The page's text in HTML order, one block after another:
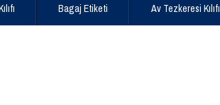
Bagaj Etiketi Av Tezkeresi Kılıfı